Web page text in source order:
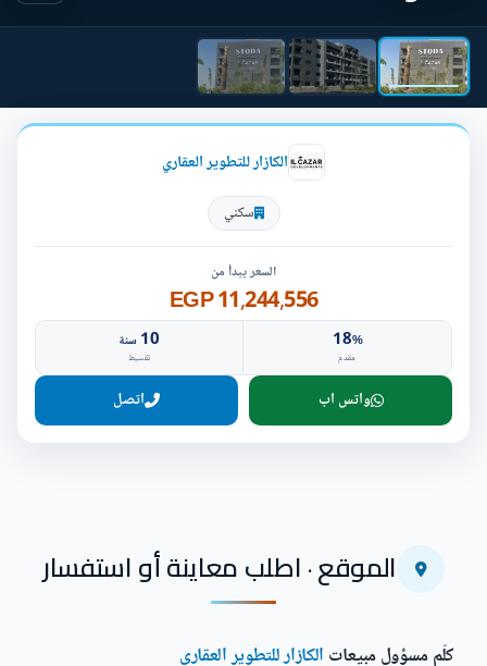
الكازار للتطوير العقاري
سكني
السعر يبدأ من
11,244,556 EGP
18%
مقدم
10 سنة
تقسيط
واتس اب اتصل
الموقع · اطلب معاينة أو استفسار
كلّم مسؤول مبيعات الكازار للتطوير العقاري